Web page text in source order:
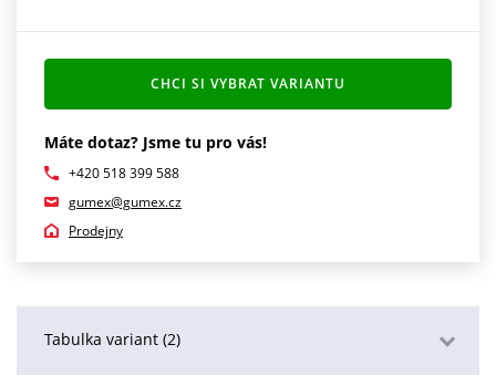
mechanicky je možné spoj namáhat 24 hodin po
Máte dotaz? Jsme tu pro vás!
+420 518 399 588
gumex@gumex.cz
Prodejny
CHCI SI VYBRAT VARIANTU
Tabulka variant (2)